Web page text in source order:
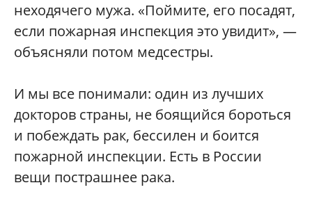
неходячего мужа. «Поймите, его посадят,
если пожарная инспекция это увидит», —
объясняли потом медсестры.
И мы все понимали: один из лучших
докторов страны, не боящийся бороться
и побеждать рак, бессилен и боится
пожарной инспекции. Есть в России
вещи пострашнее рака.